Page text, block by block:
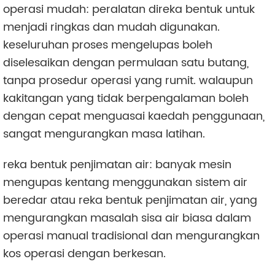
operasi mudah: peralatan direka bentuk untuk
menjadi ringkas dan mudah digunakan.
keseluruhan proses mengelupas boleh
diselesaikan dengan permulaan satu butang,
tanpa prosedur operasi yang rumit. walaupun
kakitangan yang tidak berpengalaman boleh
dengan cepat menguasai kaedah penggunaan,
sangat mengurangkan masa latihan.
reka bentuk penjimatan air: banyak mesin
mengupas kentang menggunakan sistem air
beredar atau reka bentuk penjimatan air, yang
mengurangkan masalah sisa air biasa dalam
operasi manual tradisional dan mengurangkan
kos operasi dengan berkesan.